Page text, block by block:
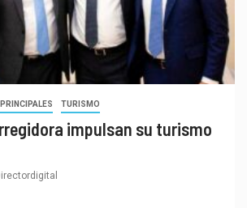
TURISMO
impulsan su turismo